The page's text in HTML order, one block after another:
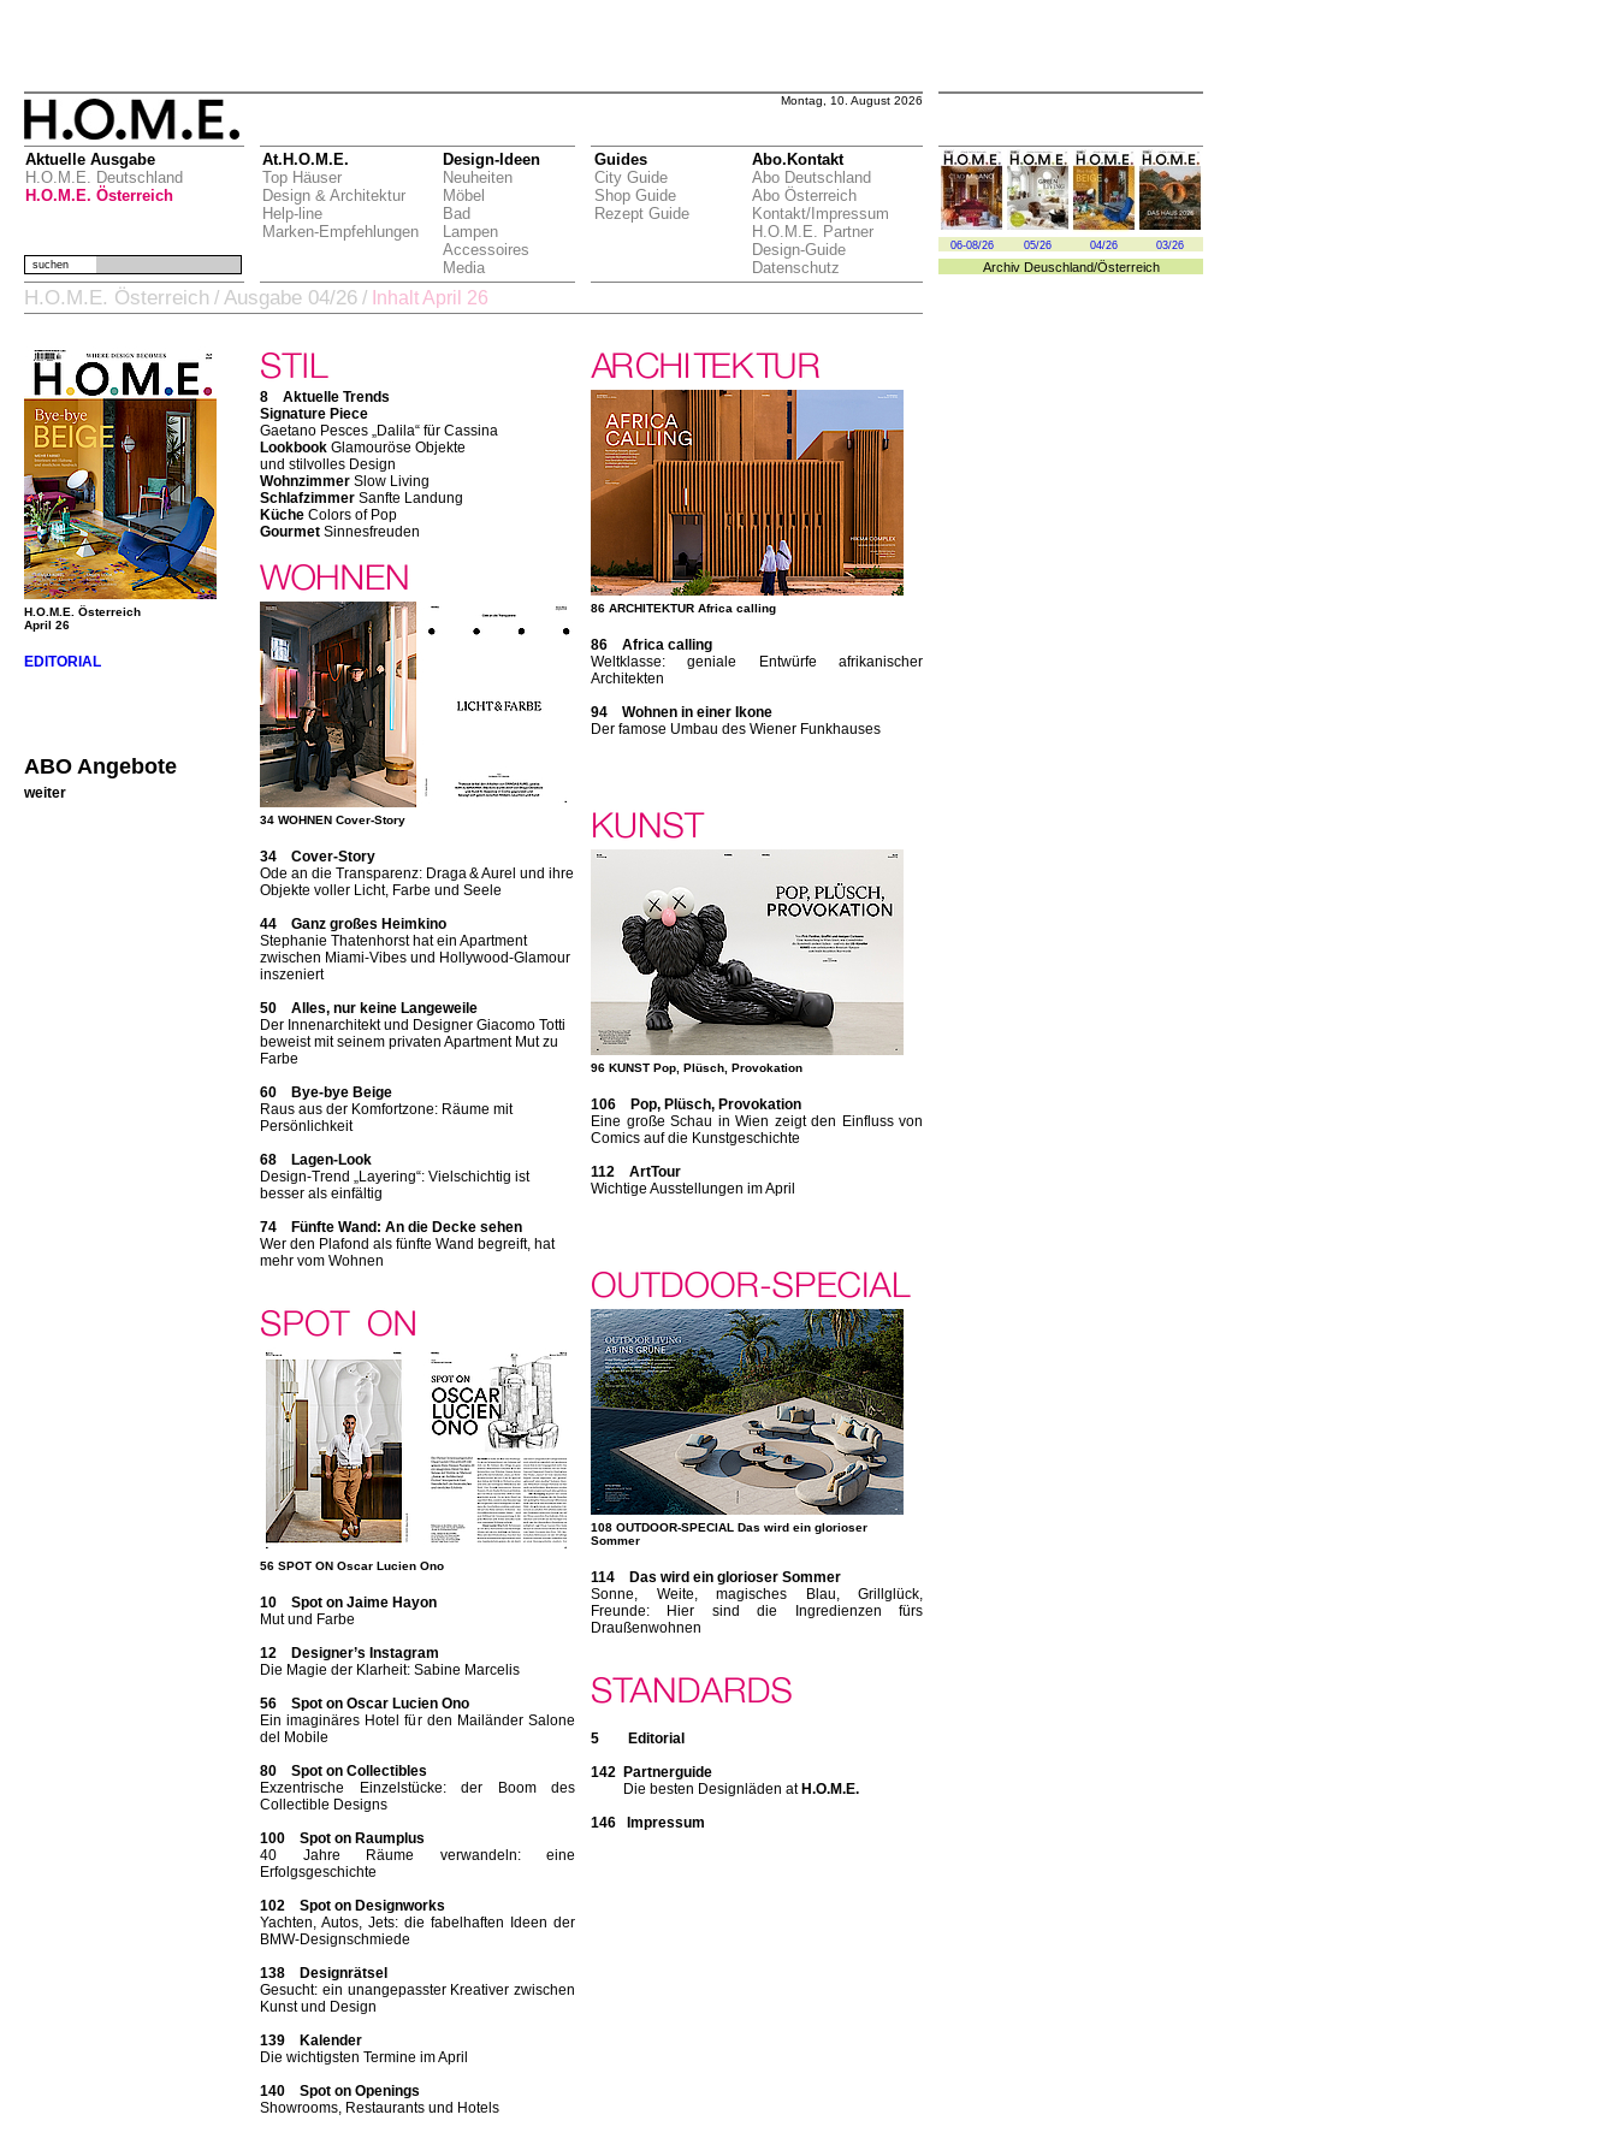
Montag, 10. August 2026
Aktuelle Ausgabe
H.O.M.E. Deutschland
H.O.M.E. Österreich
At.H.O.M.E.
Top Häuser
Design & Architektur
Help-line
Marken-Empfehlungen
Design-Ideen
Neuheiten
Möbel
Bad
Lampen
Accessoires
Media
Guides
City Guide
Shop Guide
Rezept Guide
Abo.Kontakt
Abo Deutschland
Abo Österreich
Kontakt/Impressum
H.O.M.E. Partner
Design-Guide
Datenschutz
06-08/26 05/26 04/26 03/26
Archiv Deuschland/Österreich
suchen
H.O.M.E. Österreich / Ausgabe 04/26 / Inhalt April 26
H.O.M.E. Österreich
April 26
EDITORIAL
ABO Angebote
weiter
8 Aktuelle Trends
Signature Piece
Gaetano Pesces „Dalila“ für Cassina
Lookbook Glamouröse Objekte
und stilvolles Design
Wohnzimmer Slow Living
Schlafzimmer Sanfte Landung
Küche Colors of Pop
Gourmet Sinnesfreuden
34 WOHNEN Cover-Story
34 Cover-Story
Ode an die Transparenz: Draga & Aurel und ihre
Objekte voller Licht, Farbe und Seele
44 Ganz großes Heimkino
Stephanie Thatenhorst hat ein Apartment
zwischen Miami-Vibes und Hollywood-Glamour
inszeniert
50 Alles, nur keine Langeweile
Der Innenarchitekt und Designer Giacomo Totti
beweist mit seinem privaten Apartment Mut zu
Farbe
60 Bye-bye Beige
Raus aus der Komfortzone: Räume mit
Persönlichkeit
68 Lagen-Look
Design-Trend „Layering“: Vielschichtig ist
besser als einfältig
74 Fünfte Wand: An die Decke sehen
Wer den Plafond als fünfte Wand begreift, hat
mehr vom Wohnen
56 SPOT ON Oscar Lucien Ono
10 Spot on Jaime Hayon
Mut und Farbe
12 Designer’s Instagram
Die Magie der Klarheit: Sabine Marcelis
56 Spot on Oscar Lucien Ono
Ein imaginäres Hotel für den Mailänder Salone
del Mobile
80 Spot on Collectibles
Exzentrische Einzelstücke: der Boom des
Collectible Designs
100 Spot on Raumplus
40 Jahre Räume verwandeln: eine
Erfolgsgeschichte
102 Spot on Designworks
Yachten, Autos, Jets: die fabelhaften Ideen der
BMW-Designschmiede
138 Designrätsel
Gesucht: ein unangepasster Kreativer zwischen
Kunst und Design
139 Kalender
Die wichtigsten Termine im April
140 Spot on Openings
Showrooms, Restaurants und Hotels
86 ARCHITEKTUR Africa calling
86 Africa calling
Weltklasse: geniale Entwürfe afrikanischer
Architekten
94 Wohnen in einer Ikone
Der famose Umbau des Wiener Funkhauses
96 KUNST Pop, Plüsch, Provokation
106 Pop, Plüsch, Provokation
Eine große Schau in Wien zeigt den Einfluss von
Comics auf die Kunstgeschichte
112 ArtTour
Wichtige Ausstellungen im April
108 OUTDOOR-SPECIAL Das wird ein glorioser
Sommer
114 Das wird ein glorioser Sommer
Sonne, Weite, magisches Blau, Grillglück,
Freunde: Hier sind die Ingredienzen fürs
Draußenwohnen
5 Editorial
142 Partnerguide
Die besten Designläden at H.O.M.E.
146 Impressum